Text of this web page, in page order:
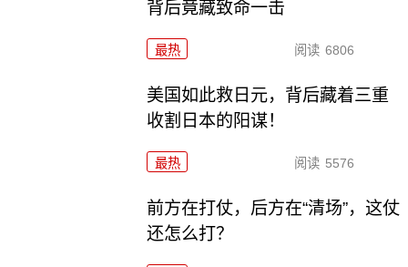
背后竟藏致命一击
最热 阅读 6806
美国如此救日元，背后藏着三重
收割日本的阳谋！
最热 阅读 5576
前方在打仗，后方在“清场”，这仗
还怎么打？